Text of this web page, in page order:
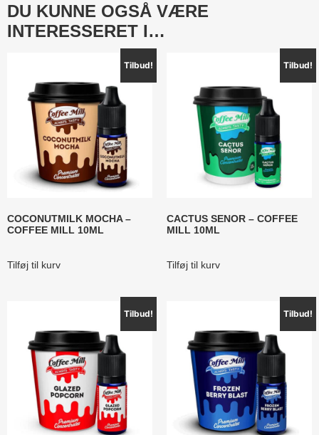
DU KUNNE OGSÅ VÆRE
INTERESSERET I…
Tilbud!
COCONUTMILK MOCHA –
COFFEE MILL 10ML
Tilføj til kurv
Tilbud!
CACTUS SENOR – COFFEE
MILL 10ML
Tilføj til kurv
Tilbud! Tilbud!